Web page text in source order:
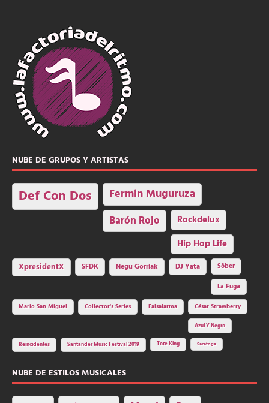
NUBE DE GRUPOS Y ARTISTAS
Def Con Dos Fermin Muguruza
Barón Rojo Rockdelux
Hip Hop Life
XpresidentX SFDK Negu Gorriak DJ Yata
Sôber
La Fuga
Mario San Miguel
Collector's Series Falsalarma César Strawberry
Azul Y Negro
Reincidentes Santander Music Festival 2019 Tote King Saratoga
NUBE DE ESTILOS MUSICALES